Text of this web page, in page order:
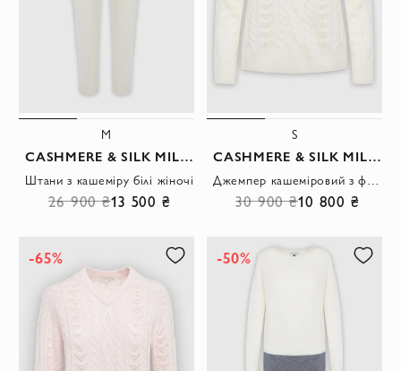
M
CASHMERE & SILK MILANO
Штани з кашеміру білі жіночі
26 900 ₴13 500 ₴
S
CASHMERE & SILK MILANO
30 900 ₴10 800 ₴
-65% -50%